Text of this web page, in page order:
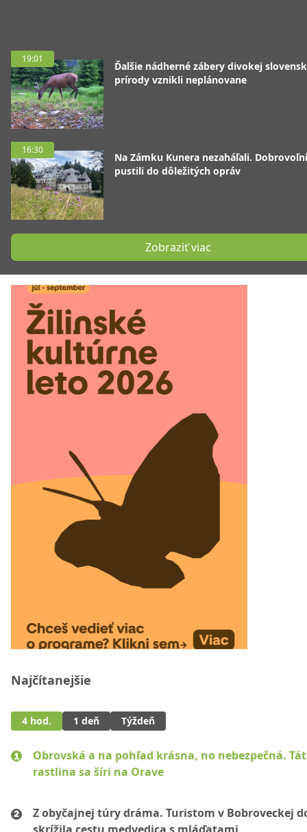
19:01
Ďalšie nádherné zábery divokej
prírody vznikli neplánovane
16:30
Na Zámku Kunera nezaháľali.
pustili do dôležitých opráv
Zobraziť viac
Najčítanejšie
4 hod. 1 deň Týždeň
Obrovská a na pohľad krásna, no nebezpečná.
rastlina sa šíri na Orave
Z obyčajnej túry dráma. Turistom v Bobroveckej